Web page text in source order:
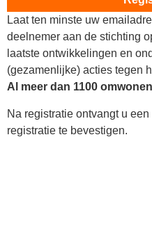
Laat ten minste uw
deelnemer aan de stichting
laatste ontwikkelingen en
(gezamenlijke) acties tegen
Al meer dan 1100
Na registratie ontvangt u
registratie te bevestigen.